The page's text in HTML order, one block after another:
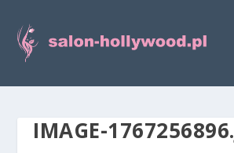
IMAGE-